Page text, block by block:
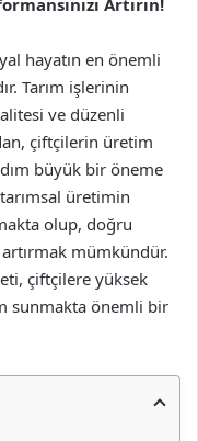
Artırın!
hayatın en önemli
Tarım işlerinin
ve düzenli
çiftçilerin üretim
büyük bir öneme
üretimin
olup, doğru
artırmak mümkündür.
çiftçilere yüksek
sunmakta önemli bir